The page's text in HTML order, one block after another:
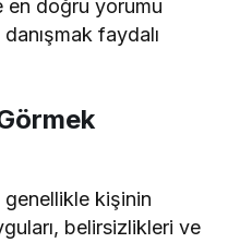
doğru yorumu
faydalı
genellikle kişinin
belirsizlikleri ve